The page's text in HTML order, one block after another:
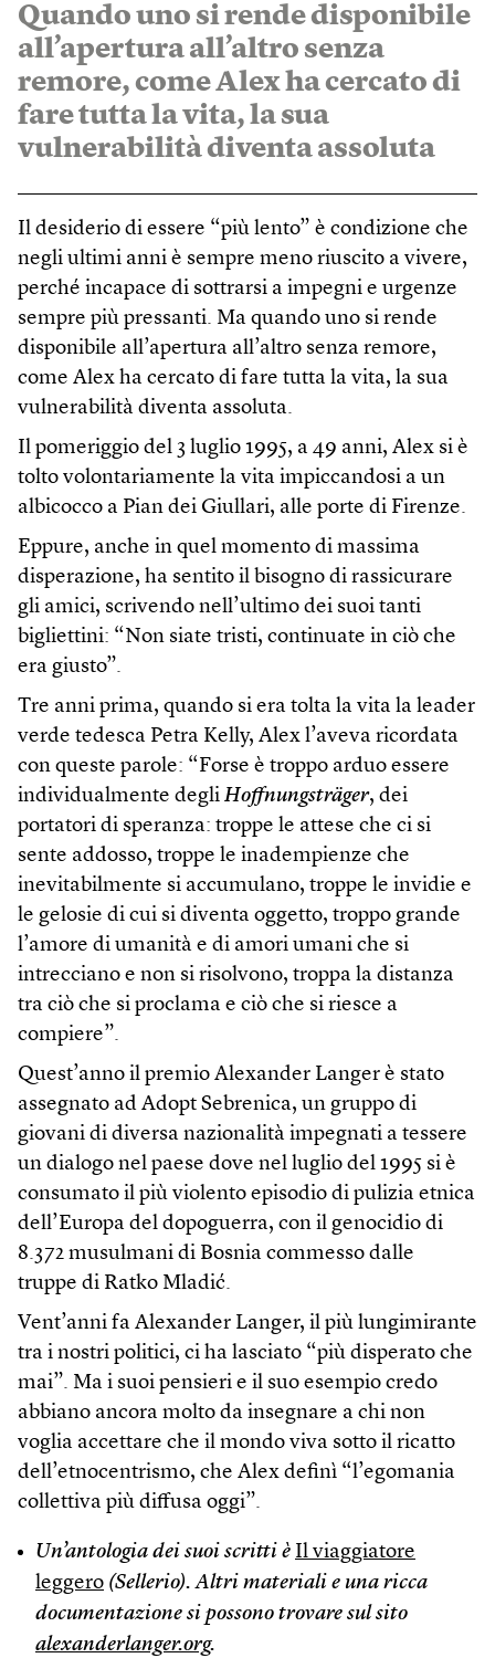
Quando uno si rende disponibile
all’apertura all’altro senza
remore, come Alex ha cercato di
fare tutta la vita, la sua
vulnerabilità diventa assoluta
Il desiderio di essere “più lento” è condizione che
negli ultimi anni è sempre meno riuscito a vivere,
perché incapace di sottrarsi a impegni e urgenze
sempre più pressanti. Ma quando uno si rende
disponibile all’apertura all’altro senza remore,
come Alex ha cercato di fare tutta la vita, la sua
vulnerabilità diventa assoluta.
Il pomeriggio del 3 luglio 1995, a 49 anni, Alex si è
tolto volontariamente la vita impiccandosi a un
albicocco a Pian dei Giullari, alle porte di Firenze.
Eppure, anche in quel momento di massima
disperazione, ha sentito il bisogno di rassicurare
gli amici, scrivendo nell’ultimo dei suoi tanti
bigliettini: “Non siate tristi, continuate in ciò che
era giusto”.
Tre anni prima, quando si era tolta la vita la leader
verde tedesca Petra Kelly, Alex l’aveva ricordata
con queste parole: “Forse è troppo arduo essere
individualmente degli Hoffnungsträger, dei
portatori di speranza: troppe le attese che ci si
sente addosso, troppe le inadempienze che
inevitabilmente si accumulano, troppe le invidie e
le gelosie di cui si diventa oggetto, troppo grande
l’amore di umanità e di amori umani che si
intrecciano e non si risolvono, troppa la distanza
tra ciò che si proclama e ciò che si riesce a
compiere”.
Quest’anno il premio Alexander Langer è stato
assegnato ad Adopt Sebrenica, un gruppo di
giovani di diversa nazionalità impegnati a tessere
un dialogo nel paese dove nel luglio del 1995 si è
consumato il più violento episodio di pulizia etnica
dell’Europa del dopoguerra, con il genocidio di
8.372 musulmani di Bosnia commesso dalle
truppe di Ratko Mladić.
Vent’anni fa Alexander Langer, il più lungimirante
tra i nostri politici, ci ha lasciato “più disperato che
mai”. Ma i suoi pensieri e il suo esempio credo
abbiano ancora molto da insegnare a chi non
voglia accettare che il mondo viva sotto il ricatto
dell’etnocentrismo, che Alex definì “l’egomania
collettiva più diffusa oggi”.
Un’antologia dei suoi scritti è Il viaggiatore
leggero (Sellerio). Altri materiali e una ricca
documentazione si possono trovare sul sito
alexanderlanger.org.